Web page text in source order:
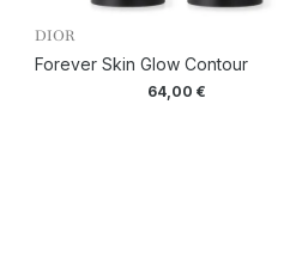
DIOR
Forever Skin Glow Contour
64,00€